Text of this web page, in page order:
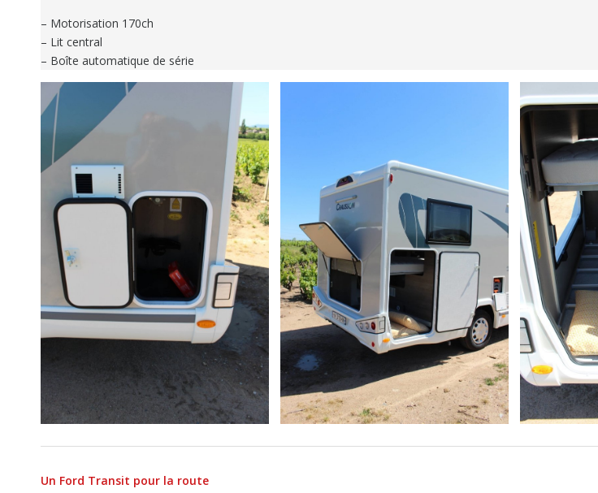
– Motorisation 170ch
– Lit central
– Boîte automatique de série
Un Ford Transit pour la route